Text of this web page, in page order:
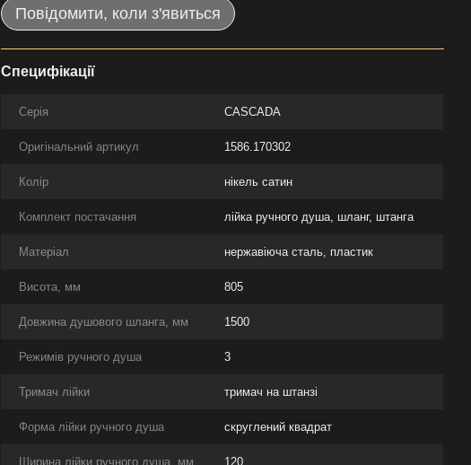
Повідомити, коли з'явиться
Специфікації
Серія CASCADA
Оригінальний артикул 1586.170302
Колір нікель сатин
Комплект постачання лійка ручного душа, шланг, штанга
Матеріал нержавіюча сталь, пластик
Висота, мм 805
Довжина душового шланга, мм 1500
Режимів ручного душа 3
Тримач лійки тримач на штанзі
Форма лійки ручного душа скруглений квадрат
Ширина лійки ручного душа, мм 120